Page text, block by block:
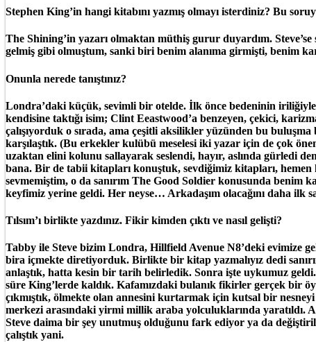
Stephen King’in hangi kitabını yazmış olmayı isterdiniz? Bu
The Shining’in yazarı olmaktan müthiş gurur duyardım.
gelmiş gibi olmuştum, sanki biri benim alanıma girmişti, benim
Onunla nerede tanıştınız?
Londra’daki küçük, sevimli bir otelde. İlk önce bedeninin
kendisine taktığı isim; Clint Eeastwood’a benzeyen, çekici,
çalışıyorduk o sırada, ama çeşitli aksilikler yüzünden bu
karşılaştık. (Bu erkekler kulübü meselesi iki yazar için de çok
uzaktan elini kolunu sallayarak seslendi, hayır, aslında gürledi
bana. Bir de tabii kitapları konuştuk, sevdiğimiz kitapları,
sevmemiştim, o da sanırım The Good Soldier konusunda benim
keyfimiz yerine geldi. Her neyse… Arkadaşım olacağını daha
Tılsım’ı birlikte yazdınız. Fikir kimden çıktı ve nasıl gelişti?
Tabby ile Steve bizim Londra, Hillfield Avenue N8’deki evimize
bira içmekte diretiyorduk. Birlikte bir kitap yazmalıyız dedi
anlaştık, hatta kesin bir tarih belirledik. Sonra işte uykumuz
süre King’lerde kaldık. Kafamızdaki bulanık fikirler gerçek bir
çıkmıştık, ölmekte olan annesini kurtarmak için kutsal bir
merkezi arasındaki yirmi millik araba yolculuklarında yaratıldı.
Steve daima bir şey unutmuş olduğunu fark ediyor ya da
çalıştık yani.